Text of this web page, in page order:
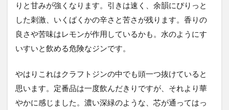
りと甘みが強くなります。引きは速く、余韻にぴりっと
した刺激、いくばくかの辛さと苦さが残ります。香りの
良さや苦味はレモンが作用しているかも。水のようにす
いすいと飲める危険なジンです。
やはりこれはクラフトジンの中でも頭一つ抜けていると
思います。定番品は一度飲んだきりですが、それより華
やかに感じました。濃い深緑のような、芯が通ってはっ